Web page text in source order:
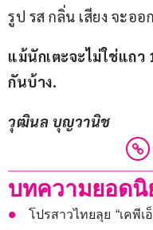
รูป รส กลิ่น เสียง จะออ
แม้นักเตะจะไม่ใช่แถว
กันบ้าง.
วุฒินล บุญวานิช
บทความยอด
โปรสาวไทยลุย “เคพีเ